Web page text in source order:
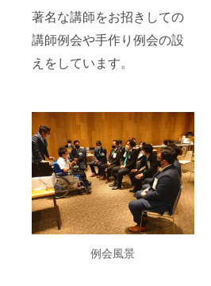
著名な講師をお招きしての
講師例会や手作り例会の設
えをしています。
例会風景